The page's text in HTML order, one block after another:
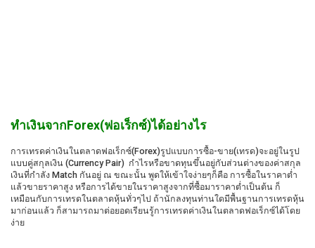
ทำเงินจากForex(ฟอเร็กซ์)ได้อย่างไร
การเทรดค่าเงินในตลาดฟอเร็กซ์(Forex)รูปแบบการซื้อ-ขาย(เทรด)จะอยู่ในรูป
แบบคู่สกุลเงิน (Currency Pair) กำไรหรือขาดทุนขึ้นอยู่กับส่วนต่างของค่าสกุล
เงินที่กำลัง Match กันอยู่ ณ ขณะนั้น พูดให้เข้าใจง่ายๆก็คือ การซื้อในราคาต่ำ
แล้วขายราคาสูง หรือการได้ขายในราคาสูงจากที่ซื้อมาราคาต่ำเป็นต้น ก็
เหมือนกับการเทรดในตลาดหุ้นทั่วๆไป ถ้านักลงทุนท่านใดมีพื้นฐานการเทรดหุ้น
มาก่อนแล้ว ก็สามารถมาต่อยอดเรียนรู้การเทรดค่าเงินในตลาดฟอเร็กซ์ได้โดย
ง่าย